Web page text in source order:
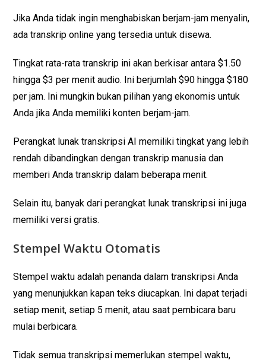
Jika Anda tidak ingin menghabiskan berjam-jam menyalin,
ada transkrip online yang tersedia untuk disewa.
Tingkat rata-rata transkrip ini akan berkisar antara $1.50
hingga $3 per menit audio. Ini berjumlah $90 hingga $180
per jam. Ini mungkin bukan pilihan yang ekonomis untuk
Anda jika Anda memiliki konten berjam-jam.
Perangkat lunak transkripsi AI memiliki tingkat yang lebih
rendah dibandingkan dengan transkrip manusia dan
memberi Anda transkrip dalam beberapa menit.
Selain itu, banyak dari perangkat lunak transkripsi ini juga
memiliki versi gratis.
Stempel Waktu Otomatis
Stempel waktu adalah penanda dalam transkripsi Anda
yang menunjukkan kapan teks diucapkan. Ini dapat terjadi
setiap menit, setiap 5 menit, atau saat pembicara baru
mulai berbicara.
Tidak semua transkripsi memerlukan stempel waktu,